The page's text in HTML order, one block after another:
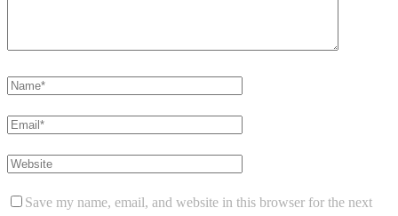
Save my name, email, and website in this browser for the next